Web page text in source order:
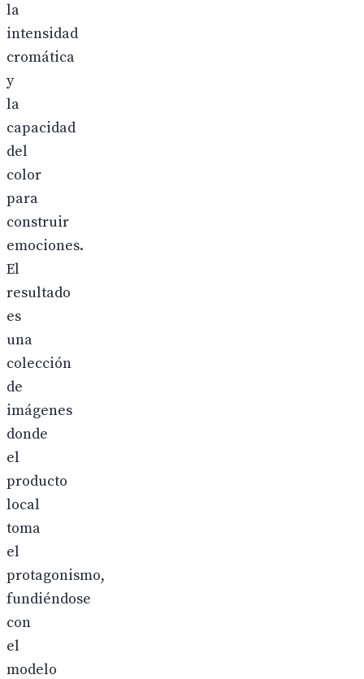
la
intensidad
cromática
y
la
capacidad
del
color
para
construir
emociones.
El
resultado
es
una
colección
de
imágenes
donde
el
producto
local
toma
el
protagonismo,
fundiéndose
con
el
modelo